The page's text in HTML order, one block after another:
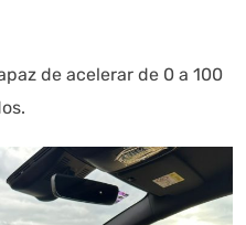
de acelerar de 0 a 100